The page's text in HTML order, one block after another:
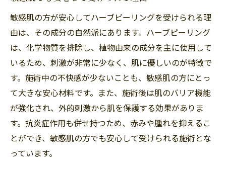
敏感肌の方が安心してハーブピーリングを受けられる理
由は、その成分の自然派にあります。ハーブピーリング
は、化学物質を排除し、植物由来の成分を主に使用して
いるため、刺激が非常に少なく、肌に優しいのが特徴で
す。施術中の不快感が少ないことも、敏感肌の方にとっ
て大きな安心材料です。また、施術後は肌のバリア機能
が強化され、外的刺激から肌を保護する効果がありま
す。抗炎症作用も併せ持つため、赤みや腫れを抑えるこ
とができ、敏感肌の方でも安心して受けられる施術とな
っています。